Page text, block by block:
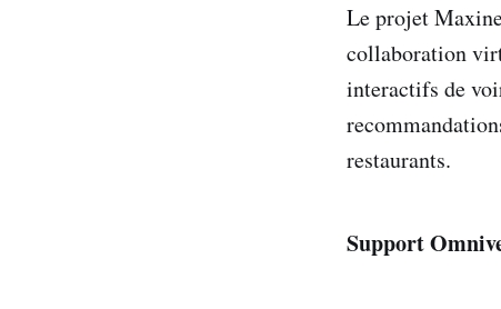
Le projet
collaboration
interactifs de
restaurants.
Support